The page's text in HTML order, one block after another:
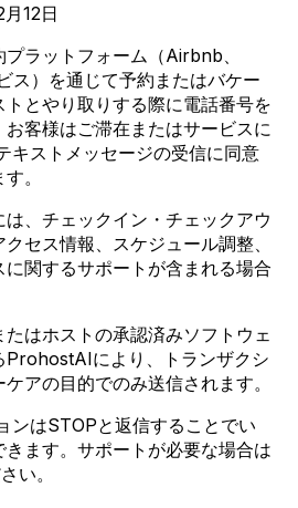
12日
ラットフォーム（Airbnb、
ス）を通じて予約またはバケー
とやり取りする際に電話番号を
客様はご滞在またはサービスに
キストメッセージの受信に同意
。
、チェックイン・チェックアウ
セス情報、スケジュール調整、
関するサポートが含まれる場合
たはホストの承認済みソフトウェ
ProhostAIにより、トランザクシ
アの目的でのみ送信されます。
ンはSTOPと返信することでい
ます。サポートが必要な場合は
い。